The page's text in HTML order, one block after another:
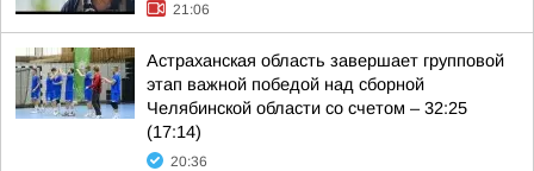
21:06
Астраханская область завершает групповой
этап важной победой над сборной
Челябинской области со счетом – 32:25
(17:14)
20:36